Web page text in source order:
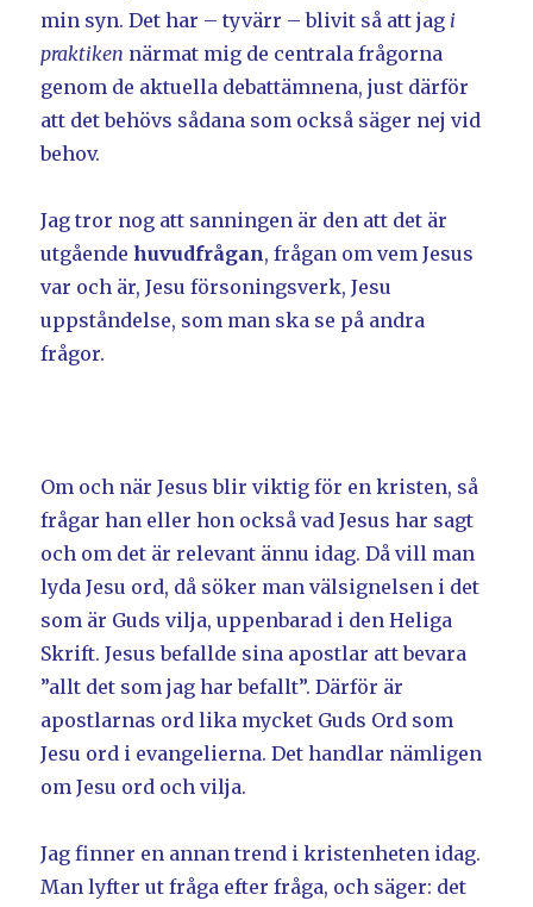
min syn. Det har – tyvärr – blivit så att jag i
praktiken närmat mig de centrala frågorna
genom de aktuella debattämnena, just därför
att det behövs sådana som också säger nej vid
behov.
Jag tror nog att sanningen är den att det är
utgåendehuvudfrågan, frågan om vem Jesus
var och är, Jesu försoningsverk, Jesu
uppståndelse, som man ska se på andra
frågor.
Om och när Jesus blir viktig för en kristen, så
frågar han eller hon också vad Jesus har sagt
och om det är relevant ännu idag. Då vill man
lyda Jesu ord, då söker man välsignelsen i det
som är Guds vilja, uppenbarad i den Heliga
Skrift. Jesus befallde sina apostlar att bevara
”allt det som jag har befallt”. Därför är
apostlarnas ord lika mycket Guds Ord som
Jesu ord i evangelierna. Det handlar nämligen
om Jesu ord och vilja.
Jag finner en annan trend i kristenheten idag.
Man lyfter ut fråga efter fråga, och säger: det